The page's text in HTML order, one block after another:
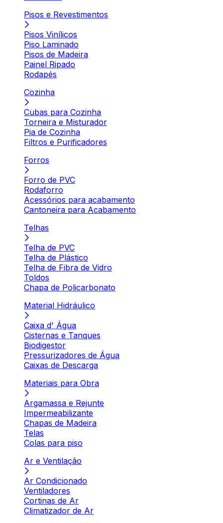
Pisos e Revestimentos
Pisos Vinílicos
Piso Laminado
Pisos de Madeira
Painel Ripado
Rodapés
Cozinha
Cubas para Cozinha
Torneira e Misturador
Pia de Cozinha
Filtros e Purificadores
Forros
Forro de PVC
Rodaforro
Acessórios para acabamento
Cantoneira para Acabamento
Telhas
Telha de PVC
Telha de Plástico
Telha de Fibra de Vidro
Toldos
Chapa de Policarbonato
Material Hidráulico
Caixa d' Água
Cisternas e Tanques
Biodigestor
Pressurizadores de Água
Caixas de Descarga
Materiais para Obra
Argamassa e Rejunte
Impermeabilizante
Chapas de Madeira
Telas
Colas para piso
Ar e Ventilação
Ar Condicionado
Ventiladores
Cortinas de Ar
Climatizador de Ar